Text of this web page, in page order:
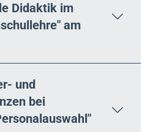
Didaktik im
am
und
bei